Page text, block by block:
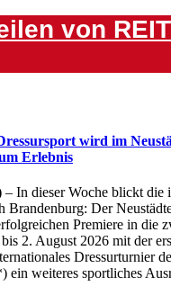
von
wird im
Erlebnis
– In dieser Woche blickt die
Brandenburg: Der
Premiere in die
2. August 2026 mit der
Dressurturnier
ein weiteres sportliches